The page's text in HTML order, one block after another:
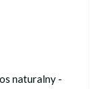
naturalny -